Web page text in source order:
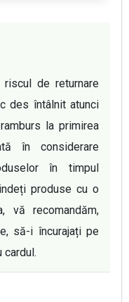
de returnare
des întâlnit atunci
la primirea
în considerare
în timpul
produse cu o
vă recomandăm,
să-i încurajați pe